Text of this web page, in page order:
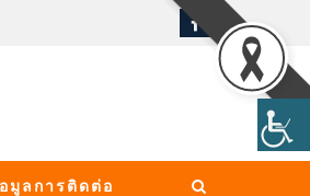
มูลการติดต่อ